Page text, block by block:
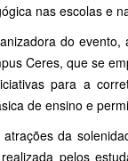
nas escolas e
do
Ceres, que se
para a
de ensino e
atrações da
pelos